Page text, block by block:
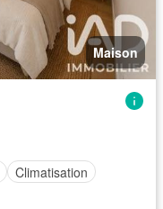
Maison
Climatisation